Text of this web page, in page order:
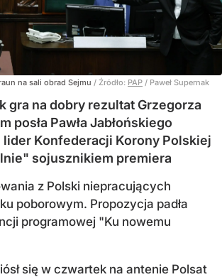
na sali obrad Sejmu / Źródło: PAP / Paweł Supernak
gra na dobry rezultat Grzegorza
posła Pawła Jabłońskiego
lider Konfederacji Korony Polskiej
sojusznikiem premiera
z Polski niepracujących
poborowym. Propozycja padła
programowej "Ku nowemu
się w czwartek na antenie Polsat